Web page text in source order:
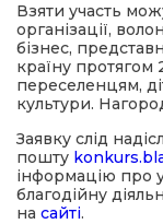
Взяти участь
організації,
бізнес,
країну
переселенцям,
культури.
Заявку слід
пошту
інформацію про
благодійну
на сайті.